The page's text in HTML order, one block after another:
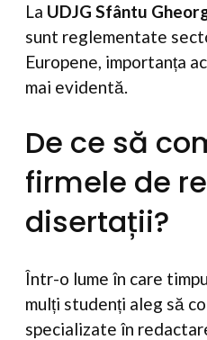
La UDJG Sfântu
sunt reglementate
Europene, importanța
mai evidentă.
De ce să
firmele de
disertații?
Într-o lume în care
mulți studenți aleg să
specializate în